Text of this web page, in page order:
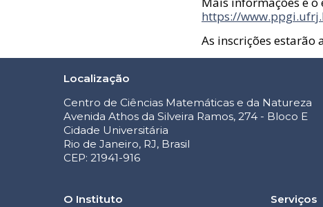
https://
As inscrições estarão
Localização
Centro de Ciências Matemáticas e da Natureza
Avenida Athos da Silveira Ramos, 274 - Bloco E
Cidade Universitária
Rio de Janeiro, RJ, Brasil
CEP: 21941-916
O Instituto
Serviços